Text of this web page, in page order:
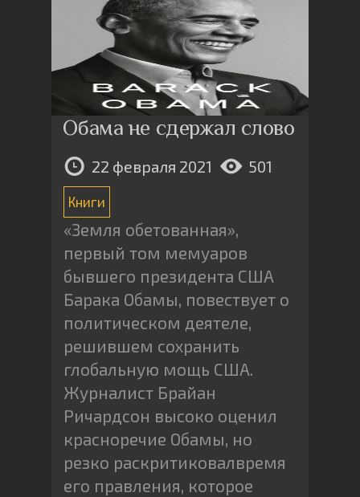
Обама не сдержал слово
22 февраля 2021 501
Книги
«Земля обетованная»,
первый том мемуаров
бывшего президента США
Барака Обамы, повествует о
политическом деятеле,
решившем сохранить
глобальную мощь США.
Журналист Брайан
Ричардсон высоко оценил
красноречие Обамы, но
резко раскритиковалвремя
его правления, которое